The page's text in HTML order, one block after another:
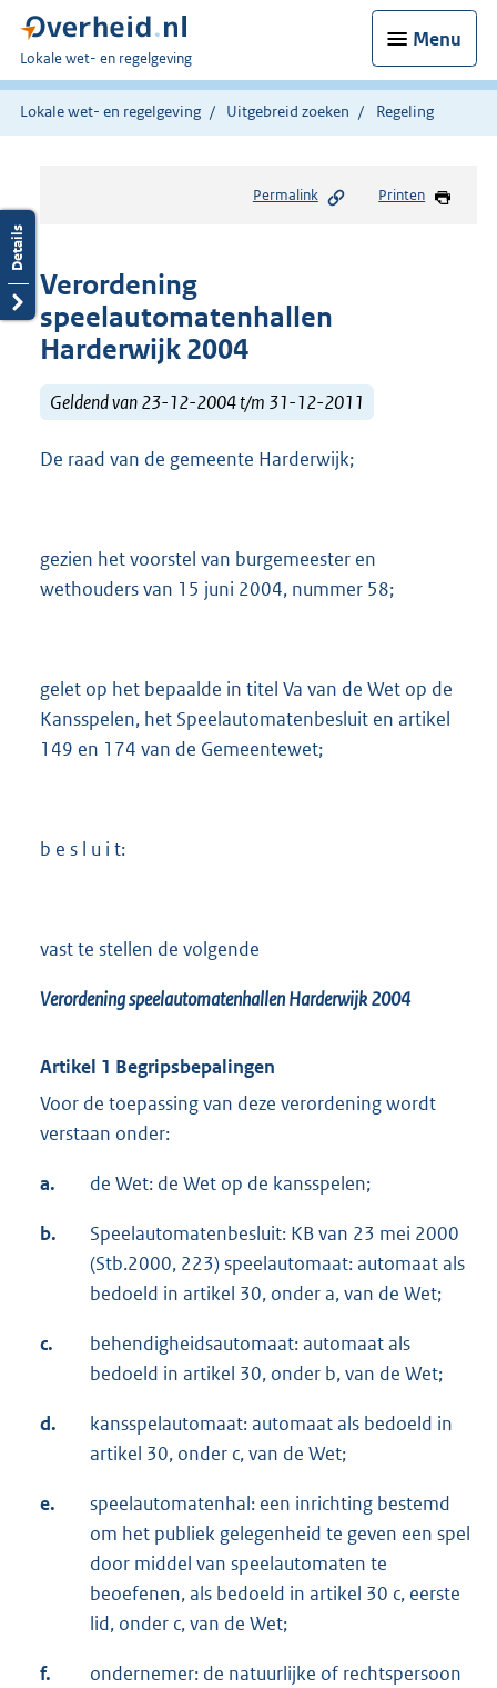
Menu
U
bent
hier:
Lokale wet- en regelgeving
Lokale wet- en regelgeving Uitgebreid zoeken Regeling
Permalink Printen
Verordening
speelautomatenhallen
Harderwijk 2004
Geldend van 23-12-2004 t/m 31-12-2011
De raad van de gemeente Harderwijk;
gezien het voorstel van burgemeester en
wethouders van 15 juni 2004, nummer 58;
gelet op het bepaalde in titel Va van de Wet op de
Kansspelen, het Speelautomatenbesluit en artikel
149 en 174 van de Gemeentewet;
b e s l u i t:
vast te stellen de volgende
Verordening speelautomatenhallen Harderwijk 2004
Artikel 1 Begripsbepalingen
Voor de toepassing van deze verordening wordt
verstaan onder:
a. de Wet: de Wet op de kansspelen;
b.
Speelautomatenbesluit: KB van 23 mei 2000
(Stb.2000, 223) speelautomaat: automaat als
bedoeld in artikel 30, onder a, van de Wet;
c.
behendigheidsautomaat: automaat als
bedoeld in artikel 30, onder b, van de Wet;
d.
kansspelautomaat: automaat als bedoeld in
artikel 30, onder c, van de Wet;
e.
speelautomatenhal: een inrichting bestemd
om het publiek gelegenheid te geven een spel
door middel van speelautomaten te
beoefenen, als bedoeld in artikel 30 c, eerste
lid, onder c, van de Wet;
f.
ondernemer: de natuurlijke of rechtspersoon